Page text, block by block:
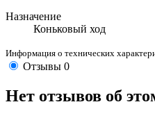
Назначение
Коньковый ход
Информация о технических
Отзывы 0
Нет отзывов об